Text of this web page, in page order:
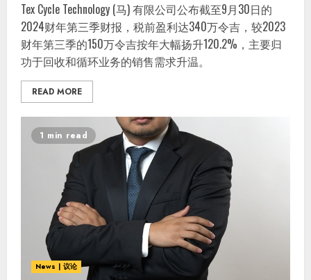
Tex Cycle Technology (马) 有限公司公布截至9月30日的
2024财年第三季财报，税前盈利达340万令吉，较2023
财年第三季的150万令吉按年大幅扬升120.2%，主要归
功于回收和循环业务的销售需求升温。
READ MORE
1 min read
News | 议论